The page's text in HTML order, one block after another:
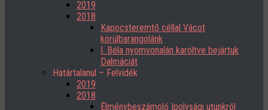
2019
2018
Kapocsteremtő céllal Vácot
körülbarangolánk
I. Béla nyomvonalán karöltve bejártuk
Dalmáciát
Határtalanul – Felvidék
2019
2018
Élménybeszámoló Ipolysági utunkról